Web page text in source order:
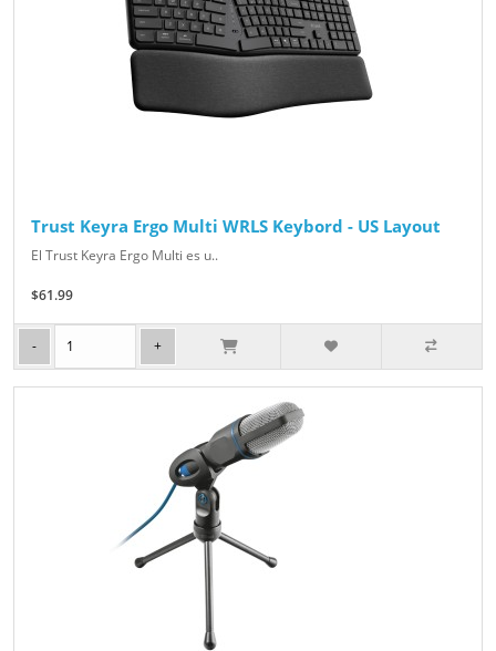
Trust Keyra Ergo Multi WRLS Keybord - US Layout
El Trust Keyra Ergo Multi es u..
$61.99